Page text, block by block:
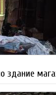
здание